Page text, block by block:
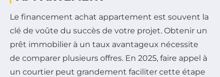
Le financement achat appartement est souvent la
clé de voûte du succès de votre projet. Obtenir un
prêt immobilier à un taux avantageux nécessite
de comparer plusieurs offres. En 2025, faire appel à
un courtier peut grandement faciliter cette étape